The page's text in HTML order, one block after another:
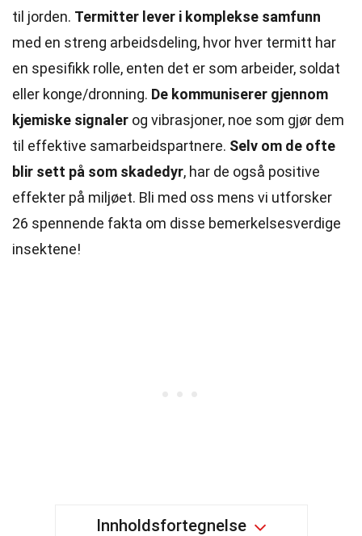
til jorden. Termitter lever i komplekse samfunn
med en streng arbeidsdeling, hvor hver termitt har
en spesifikk rolle, enten det er som arbeider, soldat
eller konge/dronning. De kommuniserer gjennom
kjemiske signaler og vibrasjoner, noe som gjør dem
til effektive samarbeidspartnere. Selv om de ofte
blir sett på som skadedyr, har de også positive
effekter på miljøet. Bli med oss mens vi utforsker
26 spennende fakta om disse bemerkelsesverdige
insektene!
Innholdsfortegnelse